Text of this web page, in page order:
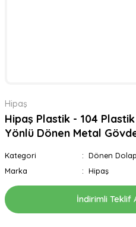
Hipaş
Hipaş Plastik - 104
Yönlü Dönen Metal
Kategori
Dönen
Marka
Hipaş
İndirimli Teklif